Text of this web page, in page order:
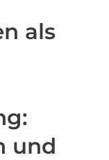
als
und